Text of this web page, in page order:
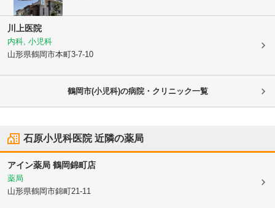
川上医院
内科, 小児科
山形県鶴岡市本町3-7-10
鶴岡市(小児科)の病院・クリニック一覧
石原小児科医院近隣の薬局
アイン薬局 鶴岡錦町店
薬局
山形県鶴岡市錦町21-11